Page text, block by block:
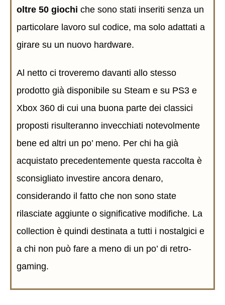
oltre 50 giochi che sono stati inseriti senza un
particolare lavoro sul codice, ma solo adattati a
girare su un nuovo hardware.
Al netto ci troveremo davanti allo stesso
prodotto già disponibile su Steam e su PS3 e
Xbox 360 di cui una buona parte dei classici
proposti risulteranno invecchiati notevolmente
bene ed altri un po’ meno. Per chi ha già
acquistato precedentemente questa raccolta è
sconsigliato investire ancora denaro,
considerando il fatto che non sono state
rilasciate aggiunte o significative modifiche. La
collection è quindi destinata a tutti i nostalgici e
a chi non può fare a meno di un po’ di retro-
gaming.